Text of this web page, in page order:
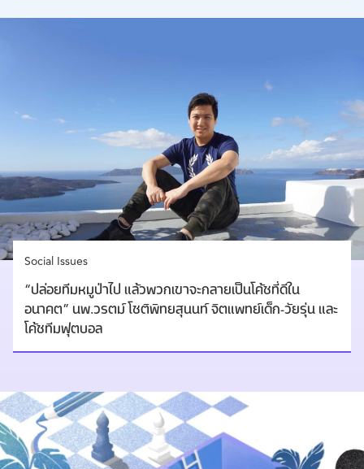
Social Issues
“ปล่อยทีมหมูป่าไป แล้วพวกเขาจะกลายเป็นโค้ชที่ดีใน
อนาคต” นพ.วรตม์ โชติพิทยสุนนท์ จิตแพทย์เด็ก-วัยรุ่น และ
โค้ชทีมฟุตบอล